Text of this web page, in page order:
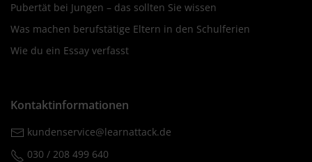
Pubertät bei Jungen – das sollten Sie wissen
Was machen berufstätige Eltern in den Schulferien
Wie du ein Essay verfasst
Kontaktinformationen
kundenservice@learnattack.de
030 / 208 499 640